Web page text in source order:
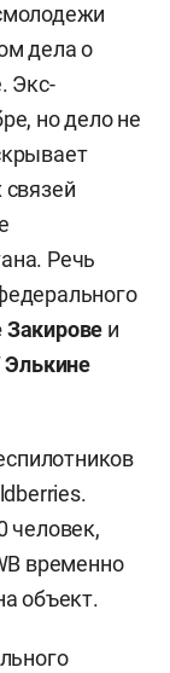
дела о
Экс-
но дело не
Речь
Закирове и
Элькине
человек,
временно
объект.